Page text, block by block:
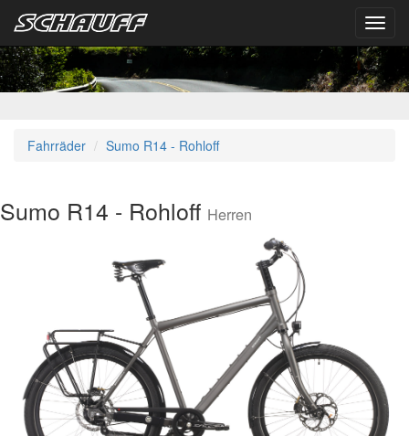
Fahrräder Sumo R14 - Rohloff
Sumo R14 - Rohloff Herren